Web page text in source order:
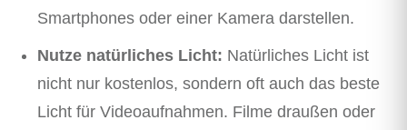
Smartphones oder einer Kamera darstellen.
Nutze natürliches Licht: Natürliches Licht ist
nicht nur kostenlos, sondern oft auch das beste
Licht für Videoaufnahmen. Filme draußen oder